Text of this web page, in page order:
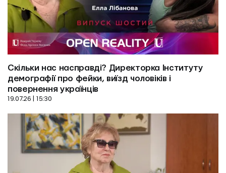
Скільки нас насправді? Директорка Інституту
демографії про фейки, виїзд чоловіків і
повернення українців
19.07.26 | 15:30